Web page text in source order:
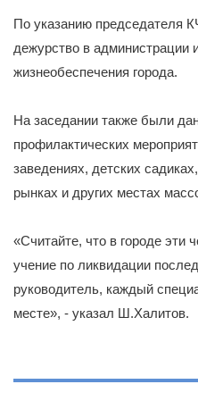
По указанию председателя
дежурство в администрации
жизнеобеспечения города.
На заседании также были
профилактических
заведениях, детских
рынках и других местах
«Считайте, что в городе эти
учение по ликвидации
руководитель, каждый
месте», - указал Ш.Халитов.